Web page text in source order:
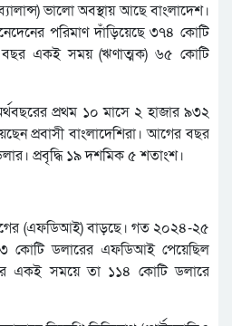
ভালো অবস্থায় আছে বাংলাদেশ।
পরিমাণ দাঁড়িয়েছে ৩৭৪ কোটি
একই সময় (ঋণাত্মক) ৬৫ কোটি
প্রথম ১০ মাসে ২ হাজার ৯৩২
প্রবাসী বাংলাদেশিরা। আগের বছর
প্রবৃদ্ধি ১৯ দশমিক ৫ শতাংশ।
(এফডিআই) বাড়ছে। গত ২০২৪-২৫
কোটি ডলারের এফডিআই পেয়েছিল
একই সময়ে তা ১১৪ কোটি ডলারে